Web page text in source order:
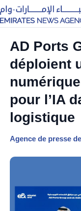
AD Ports
déploient
pour l’IA
logistique
Agence de presse